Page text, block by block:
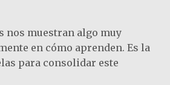
nos muestran algo muy
en cómo aprenden. Es la
para consolidar este